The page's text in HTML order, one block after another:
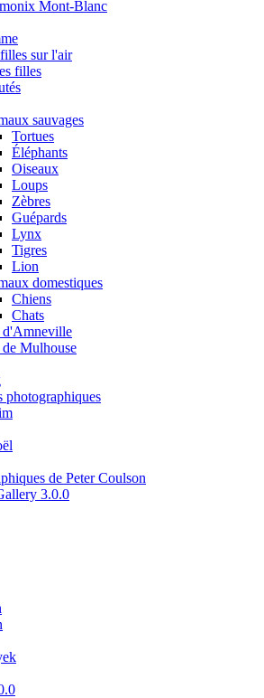
Mont-Blanc
sur l'air
filles
sauvages
Tortues
Éléphants
Oiseaux
Loups
Zèbres
Guépards
Lynx
Tigres
Lion
domestiques
Chiens
Chats
d'Amneville
Mulhouse
photographiques
de Peter Coulson
3.0.0